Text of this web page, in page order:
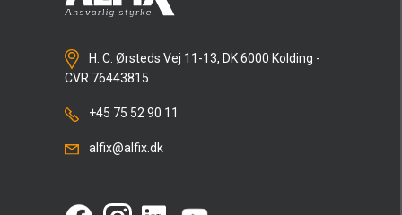
H. C. Ørsteds Vej 11-13, DK 6000 Kolding -
CVR 76443815
+45 75 52 90 11
alfix@alfix.dk